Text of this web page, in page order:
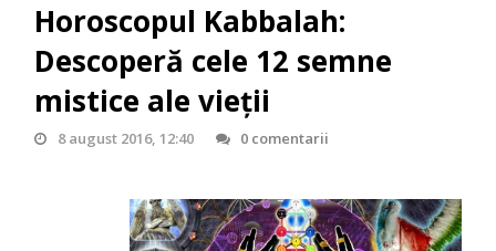
Horoscopul Kabbalah:
Descoperă cele 12 semne
mistice ale vieții
8 august 2016, 12:40 0 comentarii